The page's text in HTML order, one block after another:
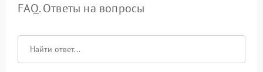
FAQ. Ответы на вопросы